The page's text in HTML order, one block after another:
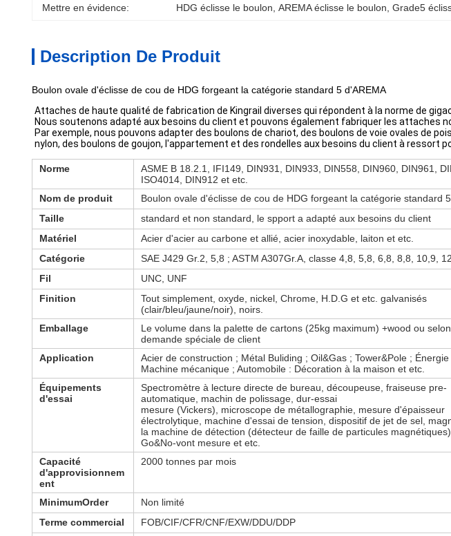
Mettre en évidence: HDG éclisse le boulon AREMA éclisse le boulon Grade5
Description De Produit
Boulon ovale d'éclisse de cou de HDG forgeant la catégorie standard 5 d'AREMA
Attaches de haute qualité de fabrication de Kingrail diverses qui répondent à la norme de
Nous soutenons adapté aux besoins du client et pouvons également fabriquer les attaches
Par exemple, nous pouvons adapter des boulons de chariot, des boulons de voie ovales de
nylon, des boulons de goujon, l'appartement et des rondelles aux besoins du client à ressort
Norme
ASME B 18.2.1, IFI149, DIN931, DIN933, DIN558, DIN960, DIN961,
ISO4014, DIN912 et etc.
Nom de produit
Boulon ovale d'éclisse de cou de HDG forgeant la catégorie standard
Taille
standard et non standard, le spport a adapté aux besoins du client
Matériel
Acier d'acier au carbone et allié, acier inoxydable, laiton et etc.
Catégorie
SAE J429 Gr.2, 5,8 ; ASTM A307Gr.A, classe 4,8, 5,8, 6,8, 8,8, 10,9,
Fil
UNC, UNF
Finition
Tout simplement, oxyde, nickel, Chrome, H.D.G et etc. galvanisés
(clair/bleu/jaune/noir), noirs.
Emballage
Le volume dans la palette de cartons (25kg maximum) +wood ou
demande spéciale de client
Application
Acier de construction ; Métal Buliding ; Oil&Gas ; Tower&Pole ;
Machine mécanique ; Automobile : Décoration à la maison et etc.
Équipements
d'essai
Spectromètre à lecture directe de bureau, découpeuse, fraiseuse pre-
automatique, machin de polissage, dur-essai
mesure (Vickers), microscope de métallographie, mesure d'épaisseur
électrolytique, machine d'essai de tension, dispositif de jet de sel,
la machine de détection (détecteur de faille de particules
Go&No-vont mesure et etc.
Capacité
d'approvisionnem
ent
2000 tonnes par mois
MinimumOrder
Non limité
Terme commercial
FOB/CIF/CFR/CNF/EXW/DDU/DDP